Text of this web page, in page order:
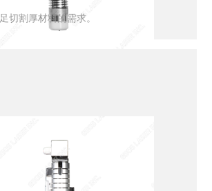
切割厚材料的需求。